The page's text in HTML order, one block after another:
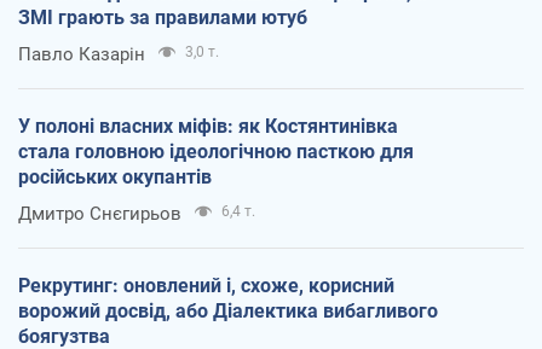
ЗМІ грають за правилами ютуб
Павло Казарін 3,0 т.
У полоні власних міфів: як Костянтинівка
стала головною ідеологічною пасткою для
російських окупантів
Дмитро Снєгирьов 6,4 т.
Рекрутинг: оновлений і, схоже, корисний
ворожий досвід, або Діалектика вибагливого
боягузтва